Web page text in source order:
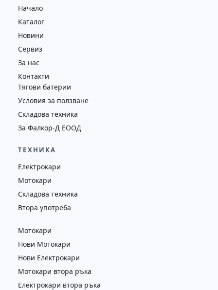
7476
Начало
Каталог
Новини
Сервиз
За нас
Контакти
Тягови батерии
Условия за ползване
Складова техника
За Фалкор-Д ЕООД
ТЕХНИКА
Електрокари
Мотокари
Складова техника
Втора употреба
Мотокари
Нови Мотокари
Нови Електрокари
Мотокари втора ръка
Електрокари втора ръка